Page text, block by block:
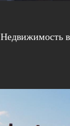
Недвижимость